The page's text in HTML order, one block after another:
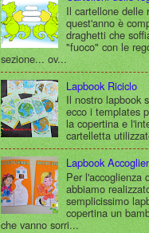
Il cartellone delle
quest'anno è
draghetti che
"fuoco" con le
sezione... ov...
Lapbook Riciclo
Il nostro lapbook
ecco i templates
la copertina e
cartelletta
Lapbook
Per l'accoglienza
abbiamo
semplicissimo
copertina un
che vanno sorri...